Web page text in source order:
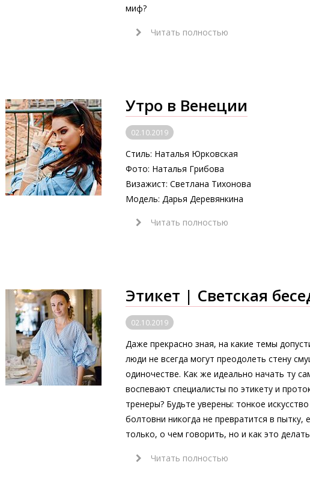
миф?
Читать полностью
Утро в Венеции
02.10.2019
Стиль: Наталья Юрковская
Фото: Наталья Грибова
Визажист: Светлана Тихонова
Модель: Дарья Деревянкина
Читать полностью
Этикет | Светская
02.10.2019
Даже прекрасно зная, на какие темы
люди не всегда могут преодолеть стену
одиночестве. Как же идеально начать ту
воспевают специалисты по этикету и
тренеры? Будьте уверены: тонкое
болтовни никогда не превратится в
только, о чем говорить, но и как это
Читать полностью